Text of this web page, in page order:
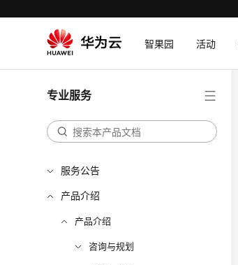
智果园 活动
专业服务
服务公告
产品介绍
产品介绍
咨询与规划